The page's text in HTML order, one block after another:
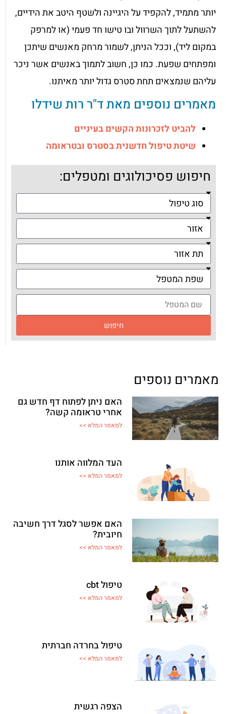
יותר מתמיד, להקפיד על היגיינה ולשטף היטב את הידיים,
להשתעל לתוך השרוול ובו טישו חד פעמי (או למרפק
במקום ליד), וככל הניתן, לשמור מרחק מאנשים שיתכן
ומפתחים שפעת. כמו כן, חשוב לתמוך באנשים אשר ניכר
עליהם שנמצאים תחת סטרס גדול יותר מאיתנו.
מאמרים נוספים מאת ד"ר רות שידלו
להביט לזכרונות הקשים בעיניים
שיטת טיפול חדשנית בסטרס ובטראומה
חיפוש פסיכולוגים ומטפלים:
חיפוש
מאמרים נוספים
האם ניתן לפתוח דף חדש גם
אחרי טראומה קשה?
למאמר המלא >>
העד המלווה אותנו
למאמר המלא >>
האם אפשר לסגל דרך חשיבה
חיובית?
למאמר המלא >>
טיפול cbt
למאמר המלא >>
טיפול בחרדה חברתית
למאמר המלא >>
הצפה רגשית